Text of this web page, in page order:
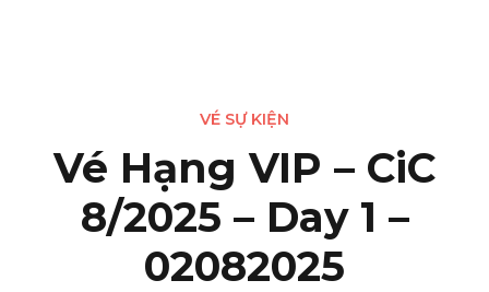
VÉ SỰ KIỆN
Vé Hạng VIP – CiC
8/2025 – Day 1 –
02082025